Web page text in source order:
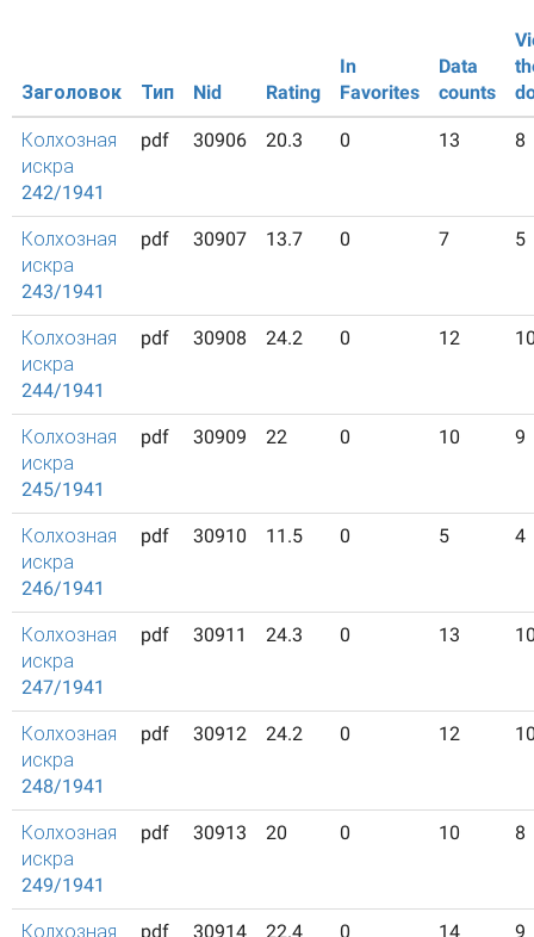
Заголовок Тип Nid Rating
In
Favorites
Data
counts
Колхозная
искра
242/1941
pdf 30906 20.3 0 13 8
Колхозная
искра
243/1941
pdf 30907 13.7 0 7 5
Колхозная
искра
244/1941
pdf 30908 24.2 0 12
Колхозная
искра
245/1941
pdf 30909 22 0 10 9
Колхозная
искра
246/1941
pdf 30910 11.5 0 5 4
Колхозная
искра
247/1941
pdf 30911 24.3 0 13
Колхозная
искра
248/1941
pdf 30912 24.2 0 12
Колхозная
искра
249/1941
pdf 30913 20 0 10 8
Колхозная pdf 30914 22.4 0 14 9